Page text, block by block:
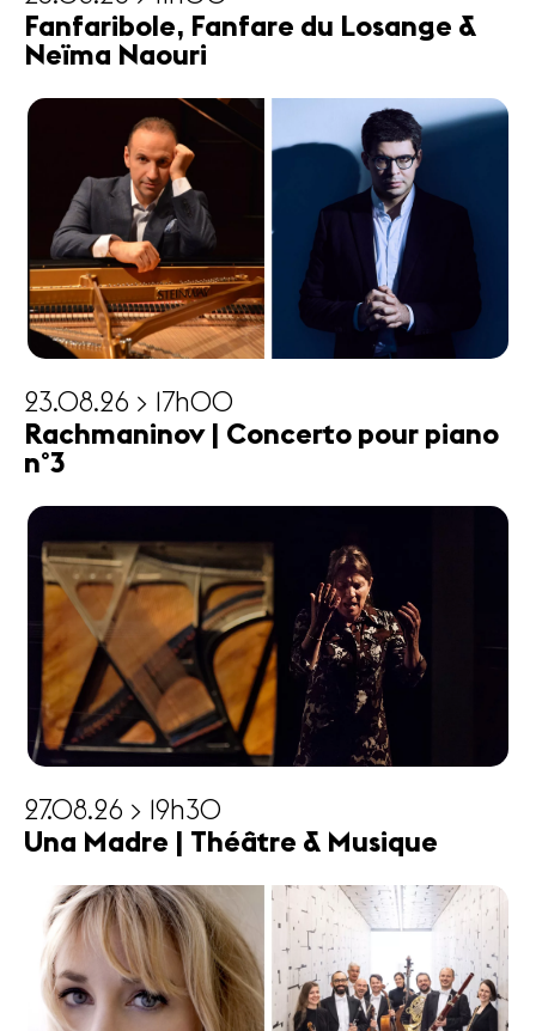
Fanfaribole, Fanfare du Losange &
Neïma Naouri
23.08.26 > 17h00
Rachmaninov | Concerto pour piano
n°3
27.08.26 > 19h30
Una Madre | Théâtre & Musique